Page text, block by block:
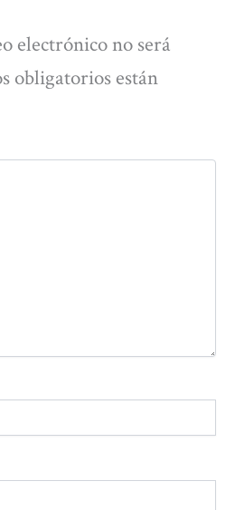
electrónico no será
obligatorios están